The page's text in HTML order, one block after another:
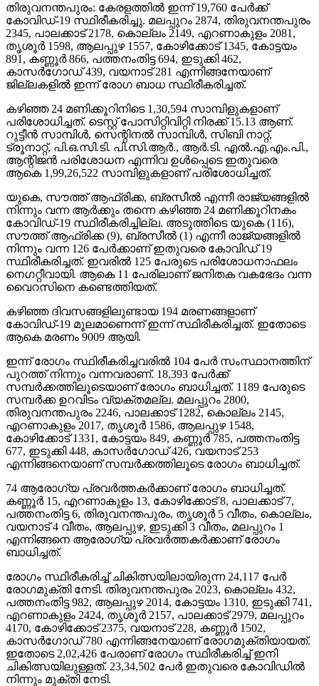
തിരുവനന്തപുരം: കേരളത്തില്‍ ഇന്ന് 19,760 പേര്‍ക്ക്
കോവിഡ്-19 സ്ഥിരീകരിച്ചു. മലപ്പുറം 2874, തിരുവനന്തപുരം
2345, പാലക്കാട് 2178, കൊല്ലം 2149, എറണാകുളം 2081,
തൃശൂര്‍ 1598, ആലപ്പുഴ 1557, കോഴിക്കോട് 1345, കോട്ടയം
891, കണ്ണൂര്‍ 866, പത്തനംതിട്ട 694, ഇടുക്കി 462,
കാസര്‍ഗോഡ് 439, വയനാട് 281 എന്നിങ്ങനേയാണ്
ജില്ലകളില്‍ ഇന്ന് രോഗ ബാധ സ്ഥിരീകരിച്ചത്.
കഴിഞ്ഞ 24 മണിക്കൂറിനിടെ 1,30,594 സാമ്പിളുകളാണ്
പരിശോധിച്ചത്. ടെസ്റ്റ് പോസിറ്റിവിറ്റി നിരക്ക് 15.13 ആണ്.
റുട്ടീന്‍ സാമ്പിള്‍, സെന്റിനല്‍ സാമ്പിള്‍, സിബി നാറ്റ്,
ട്രൂനാറ്റ്, പി.ഒ.സി.ടി. പി.സി.ആര്‍., ആര്‍.ടി. എല്‍.എ.എം.പി.,
ആന്റിജന്‍ പരിശോധന എന്നിവ ഉള്‍പ്പെടെ ഇതുവരെ
ആകെ 1,99,26,522 സാമ്പിളുകളാണ് പരിശോധിച്ചത്.
യുകെ, സൗത്ത് ആഫ്രിക്ക, ബ്രസീല്‍ എന്നീ രാജ്യങ്ങളില്‍
നിന്നും വന്ന ആര്‍ക്കും തന്നെ കഴിഞ്ഞ 24 മണിക്കൂറിനകം
കോവിഡ്-19 സ്ഥിരീകരിച്ചില്ല. അടുത്തിടെ യുകെ (116),
സൗത്ത് ആഫ്രിക്ക (9), ബ്രസീല്‍ (1) എന്നീ രാജ്യങ്ങളില്‍
നിന്നും വന്ന 126 പേര്‍ക്കാണ് ഇതുവരെ കോവിഡ് 19
സ്ഥിരീകരിച്ചത്. ഇവരില്‍ 125 പേരുടെ പരിശോധനാഫലം
നെഗറ്റീവായി. ആകെ 11 പേരിലാണ് ജനിതക വകഭേദം വന്ന
വൈറസിനെ കണ്ടെത്തിയത്.
കഴിഞ്ഞ ദിവസങ്ങളിലുണ്ടായ 194 മരണങ്ങളാണ്
കോവിഡ്-19 മൂലമാണെന്ന് ഇന്ന് സ്ഥിരീകരിച്ചത്. ഇതോടെ
ആകെ മരണം 9009 ആയി.
ഇന്ന് രോഗം സ്ഥിരീകരിച്ചവരില്‍ 104 പേര്‍ സംസ്ഥാനത്തിന്
പുറത്ത് നിന്നും വന്നവരാണ്. 18,393 പേര്‍ക്ക്
സമ്പര്‍ക്കത്തിലൂടെയാണ് രോഗം ബാധിച്ചത്. 1189 പേരുടെ
സമ്പര്‍ക്ക ഉറവിടം വ്യക്തമല്ല. മലപ്പുറം 2800,
തിരുവനന്തപുരം 2246, പാലക്കാട് 1282, കൊല്ലം 2145,
എറണാകുളം 2017, തൃശൂര്‍ 1586, ആലപ്പുഴ 1548,
കോഴിക്കോട് 1331, കോട്ടയം 849, കണ്ണൂര്‍ 785, പത്തനംതിട്ട
677, ഇടുക്കി 448, കാസര്‍ഗോഡ് 426, വയനാട് 253
എന്നിങ്ങനെയാണ് സമ്പര്‍ക്കത്തിലൂടെ രോഗം ബാധിച്ചത്.
74 ആരോഗ്യ പ്രവര്‍ത്തകര്‍ക്കാണ് രോഗം ബാധിച്ചത്.
കണ്ണൂര്‍ 15, എറണാകുളം 13, കോഴിക്കോട് 8, പാലക്കാട് 7,
പത്തനംതിട്ട 6, തിരുവനന്തപുരം, തൃശൂര്‍ 5 വീതം, കൊല്ലം,
വയനാട് 4 വീതം, ആലപ്പുഴ, ഇടുക്കി 3 വീതം, മലപ്പുറം 1
എന്നിങ്ങനെ ആരോഗ്യ പ്രവര്‍ത്തകര്‍ക്കാണ് രോഗം
ബാധിച്ചത്.
രോഗം സ്ഥിരീകരിച്ച് ചികിത്സയിലായിരുന്ന 24,117 പേര്‍
രോഗമുക്തി നേടി. തിരുവനന്തപുരം 2023, കൊല്ലം 432,
പത്തനംതിട്ട 982, ആലപ്പുഴ 2014, കോട്ടയം 1310, ഇടുക്കി 741,
എറണാകുളം 2424, തൃശൂര്‍ 2157, പാലക്കാട് 2979, മലപ്പുറം
4170, കോഴിക്കോട് 2375, വയനാട് 228, കണ്ണൂര്‍ 1502,
കാസര്‍ഗോഡ് 780 എന്നിങ്ങനേയാണ് രോഗമുക്തിയായത്.
ഇതോടെ 2,02,426 പേരാണ് രോഗം സ്ഥിരീകരിച്ച് ഇനി
ചികിത്സയിലുള്ളത്. 23,34,502 പേര്‍ ഇതുവരെ കോവിഡില്‍
നിന്നും മുക്തി നേടി.